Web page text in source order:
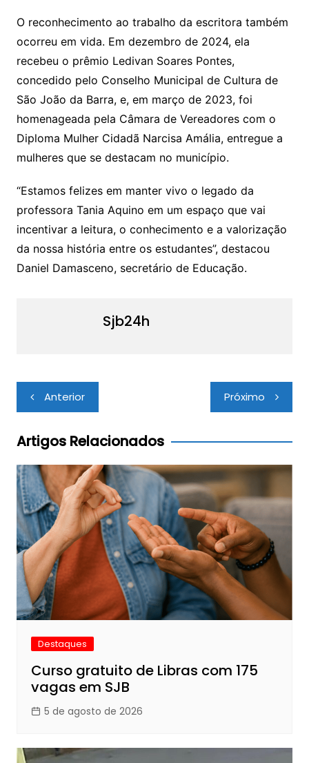
O reconhecimento ao trabalho da escritora também
ocorreu em vida. Em dezembro de 2024, ela
recebeu o prêmio Ledivan Soares Pontes,
concedido pelo Conselho Municipal de Cultura de
São João da Barra, e, em março de 2023, foi
homenageada pela Câmara de Vereadores com o
Diploma Mulher Cidadã Narcisa Amália, entregue a
mulheres que se destacam no município.
“Estamos felizes em manter vivo o legado da
professora Tania Aquino em um espaço que vai
incentivar a leitura, o conhecimento e a valorização
da nossa história entre os estudantes”, destacou
Daniel Damasceno, secretário de Educação.
Sjb24h
Navegação
de
Post
Anterior Próximo
Artigos Relacionados
Destaques
Curso gratuito de Libras com 175
vagas em SJB
5 de agosto de 2026